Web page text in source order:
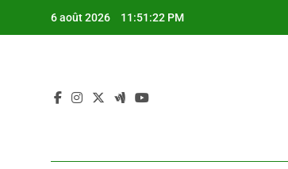
6 août 2026 11:51:23 PM